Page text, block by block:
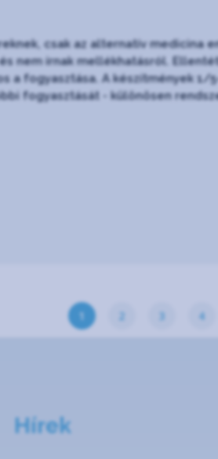
csak az alternatív medicina
nem írnak mellékhatásról.
a fogyasztása. A készítmények
fogyasztását - különösen
1 2 3 4
Hírek